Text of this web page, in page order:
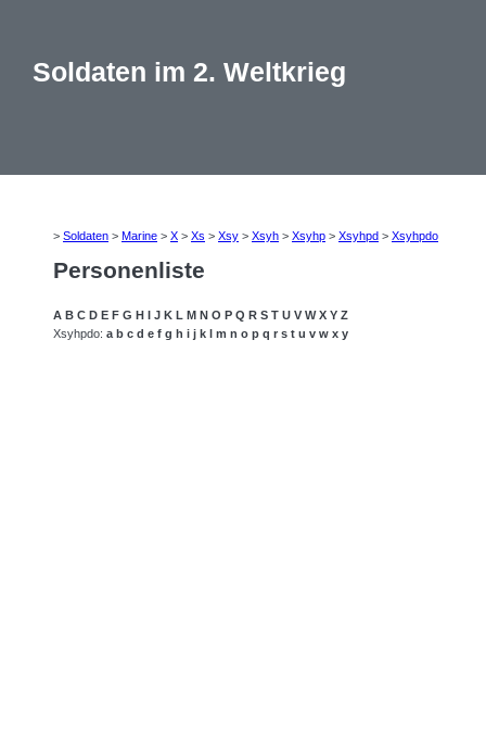
Soldaten im 2. Weltkrieg
> Soldaten > Marine > X > Xs > Xsy > Xsyh > Xsyhp > Xsyhpd > Xsyhpdo
Personenliste
A B C D E F G H I J K L M N O P Q R S T U V W X Y Z
Xsyhpdo: a b c d e f g h i j k l m n o p q r s t u v w x y